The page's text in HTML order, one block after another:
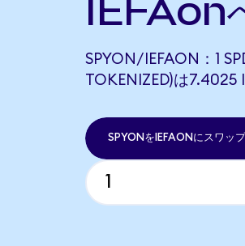
IEFAon
SPYON/IEFAON：1
TOKENIZED)は7.4025
SPYONをIEFAONにスワップ